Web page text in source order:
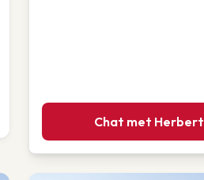
Chat met Herbert